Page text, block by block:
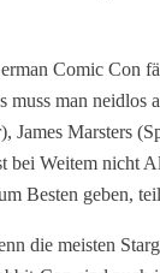
Comic Con
man
James Marsters
bei Weitem
Besten geben,
die meisten